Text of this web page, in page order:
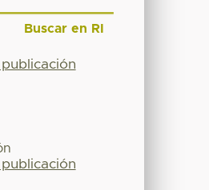
Buscar en RI